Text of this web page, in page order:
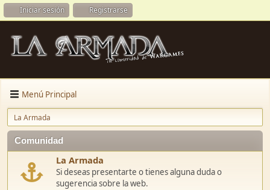
Iniciar sesión Registrarse
Menú Principal
La Armada
Comunidad
La Armada
Si deseas presentarte o tienes alguna duda o
sugerencia sobre la web.